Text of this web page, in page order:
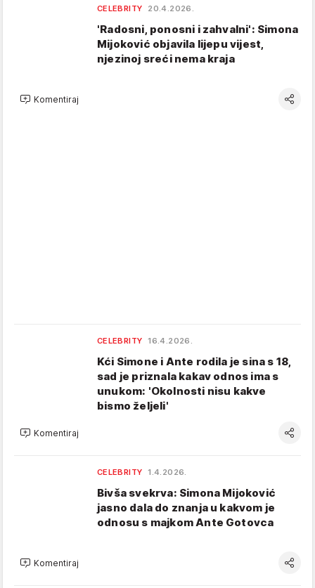
CELEBRITY 20.4.2026.
'Radosni, ponosni i zahvalni': Simona
Mijoković objavila lijepu vijest,
njezinoj sreći nema kraja
Komentiraj
CELEBRITY 16.4.2026.
Kći Simone i Ante rodila je sina s 18,
sad je priznala kakav odnos ima s
unukom: 'Okolnosti nisu kakve
bismo željeli'
Komentiraj
CELEBRITY 1.4.2026.
Bivša svekrva: Simona Mijoković
jasno dala do znanja u kakvom je
odnosu s majkom Ante Gotovca
Komentiraj